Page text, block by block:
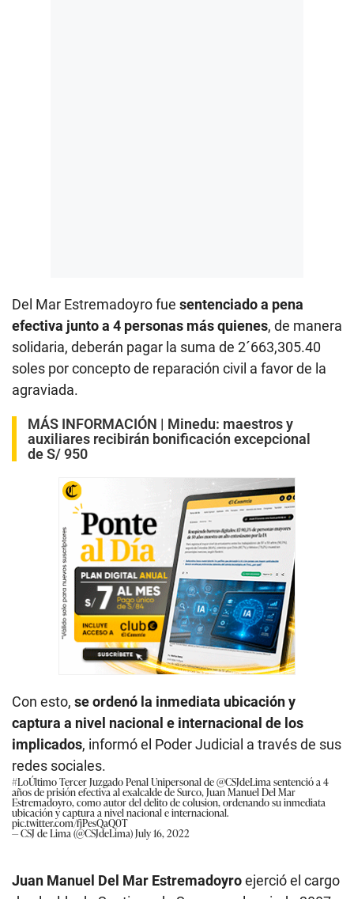
Del Mar Estremadoyro fue sentenciado a pena
efectiva junto a 4 personas más quienes, de manera
solidaria, deberán pagar la suma de 2´663,305.40
soles por concepto de reparación civil a favor de la
agraviada.
MÁS INFORMACIÓN | Minedu: maestros y
auxiliares recibirán bonificación excepcional
de S/ 950
Con esto, se ordenó la inmediata ubicación y
captura a nivel nacional e internacional de los
implicados, informó el Poder Judicial a través de sus
redes sociales.
#LoÚltimoTercer Juzgado Penal Unipersonal de@CSJdeLima sentenció a 4
años de prisión efectiva al ex-alcalde de Surco, Juan Manuel Del Mar
Estremadoyro, como autor del delito de colusion, ordenando su inmediata
ubicación y captura a nivel nacional e internacional.
pic.twitter.com/fjPesQaQ0T
— CSJ de Lima (@CSJdeLima)July 16, 2022
Juan Manuel Del Mar Estremadoyroejerció el cargo